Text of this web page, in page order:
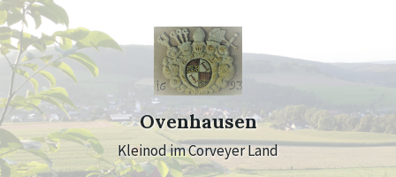
Skip
to
content
Skip
to
main
navigation
Skip
to
footer
Ovenhausen
Kleinod im Corveyer Land